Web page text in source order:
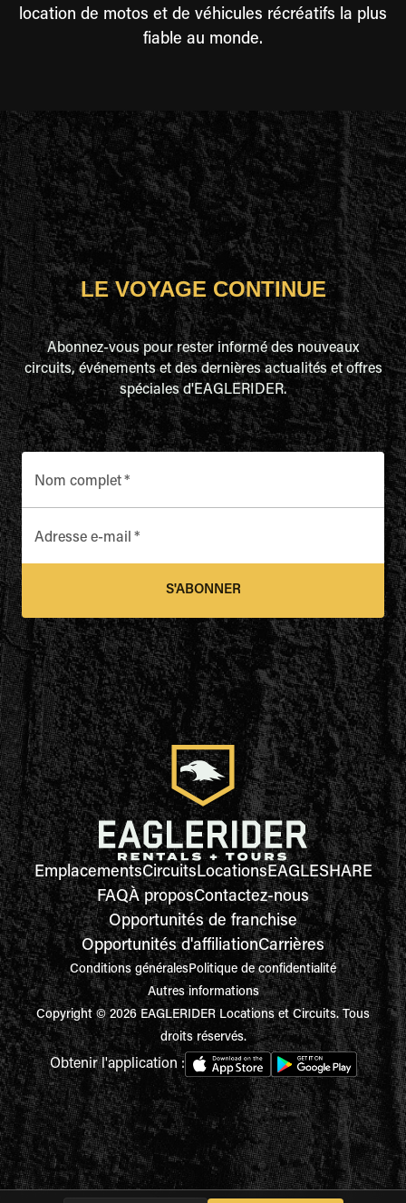
location de motos et de véhicules récréatifs la plus
fiable au monde.
LE VOYAGE CONTINUE
Abonnez-vous pour rester informé des nouveaux
circuits, événements et des dernières actualités et offres
spéciales d'EAGLERIDER.
Nom complet*
Adresse e-mail *
S'ABONNER
EmplacementsCircuitsLocationsEAGLESHARE
FAQÀ proposContactez-nous
Opportunités de franchise
Opportunités d'affiliationCarrières
Conditions généralesPolitique de confidentialité
Autres informations
Copyright © 2026 EAGLERIDER Locations et Circuits. Tous
droits réservés.
Obtenir l'application :